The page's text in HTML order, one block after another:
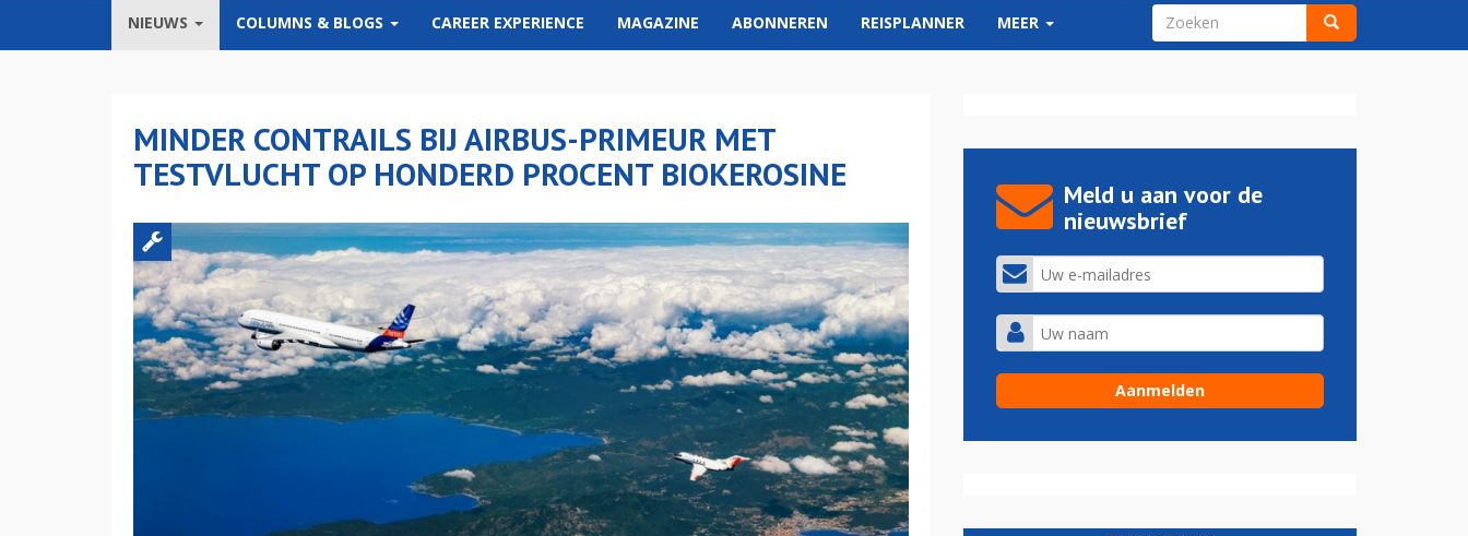
NIEUWS COLUMNS & BLOGS CAREER EXPERIENCE MAGAZINE ABONNEREN REISPLANNER MEER ZOEKVELD
MINDER CONTRAILS BIJ AIRBUS-PRIMEUR MET
TESTVLUCHT OP HONDERD PROCENT BIOKEROSINE
Meld u aan voor de
nieuwsbrief